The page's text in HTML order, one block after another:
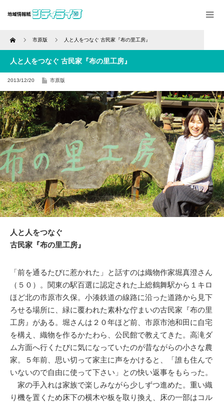
Home 市原版 人と人をつなぐ 古民家『布の里工房』
人と人をつなぐ 古民家『布の里工房』
2013/12/20 市原版
人と人をつなぐ
古民家『布の里工房』
「前を通るたびに惹かれた」と話すのは織物作家堀真澄さん
（５０）。関東の駅百選に認定された上総鶴舞駅から１キロ
ほど北の市原市久保。小湊鉄道の線路に沿った道路から見下
ろせる場所に、緑に覆われた素朴な佇まいの古民家『布の里
工房』がある。堀さんは２０年ほど前、市原市池和田に自宅
を構え、織物を作るかたわら、公民館で教えてきた。高滝ダ
ム方面へ行くたびに気になっていたのが昔ながらの小さな農
家。５年前、思い切って家主に声をかけると、「誰も住んで
いないので自由に使って下さい」との快い返事をもらった。
家の手入れは家族で楽しみながら少しずつ進めた。重い織
り機を置くため床下の横木や板を取り換え、床の一部はコル